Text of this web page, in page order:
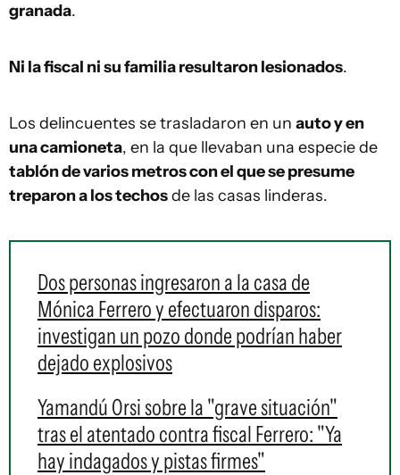
granada.
Ni la fiscal ni su familia resultaron lesionados.
Los delincuentes se trasladaron en un auto y en
una camioneta, en la que llevaban una especie de
tablón de varios metros con el que se presume
treparon a los techosde las casas linderas.
Dos personas ingresaron a la casa de
Mónica Ferrero y efectuaron disparos:
investigan un pozo donde podrían haber
dejado explosivos
Yamandú Orsi sobre la "grave situación"
tras el atentado contra fiscal Ferrero: "Ya
hay indagados y pistas firmes"